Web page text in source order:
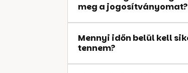
meg a jogosítványomat?
Mennyi időn belül kell
tennem?